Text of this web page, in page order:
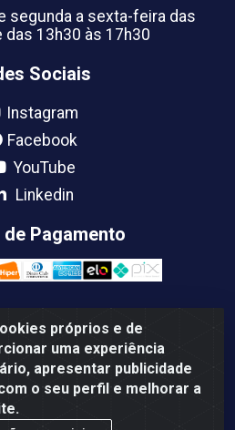
próprios e de
uma experiência
apresentar publicidade
o seu perfil e melhorar a
segunda a sexta-feira das
das 13h30 às 17h30
Sociais
Instagram
Facebook
YouTube
Linkedin
Pagamento
e Maquinas LTDA -
316 Km 08 Rua Joao Canuto,
PA - CEP: 67030-130